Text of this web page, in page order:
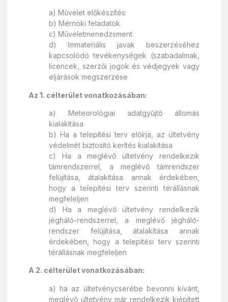
a) Művelet előkészítés:
b) Mérnöki feladatok
c) Műveletmenedzsment
d) Immateriális javak beszerzéséhez
kapcsolódó tevékenységek (szabadalmak,
licencek, szerzői jogok és védjegyek vagy
eljárások megszerzése
Az 1. célterület vonatkozásában:
a) Meteorológiai adatgyűjtő állomás
kialakítása
b) Ha a telepítési terv előírja, az ültetvény
védelmét biztosító kerítés kialakítása
c) Ha a meglévő ültetvény rendelkezik
támrendszerrel, a meglévő támrendszer
felújítása, átalakítása annak érdekében,
hogy a telepítési terv szerinti térállásnak
megfeleljen
d) Ha a meglévő ültetvény rendelkezik
jégháló-rendszerrel, a meglévő jégháló-
rendszer felújítása, átalakítása annak
érdekében, hogy a telepítési terv szerinti
térállásnak megfeleljen
A 2. célterület vonatkozásában:
a) ha az ültetvénycserébe bevonni kívánt,
meglévő ültetvény már rendelkezik kiépített